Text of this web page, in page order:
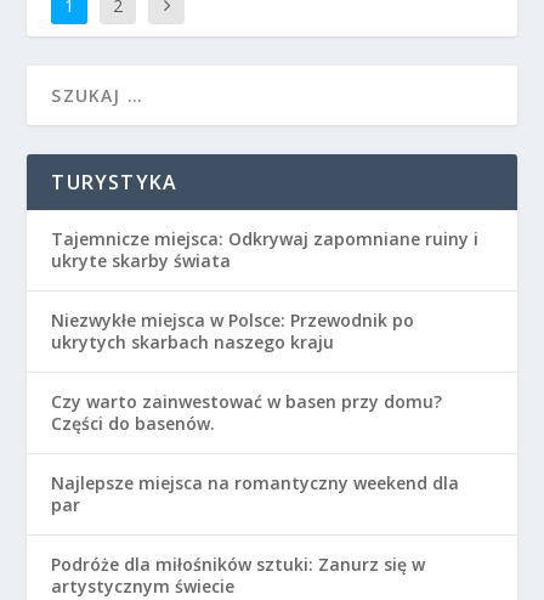
1 2
TURYSTYKA
Tajemnicze miejsca: Odkrywaj zapomniane ruiny i
ukryte skarby świata
Niezwykłe miejsca w Polsce: Przewodnik po
ukrytych skarbach naszego kraju
Czy warto zainwestować w basen przy domu?
Części do basenów.
Najlepsze miejsca na romantyczny weekend dla
par
Podróże dla miłośników sztuki: Zanurz się w
artystycznym świecie